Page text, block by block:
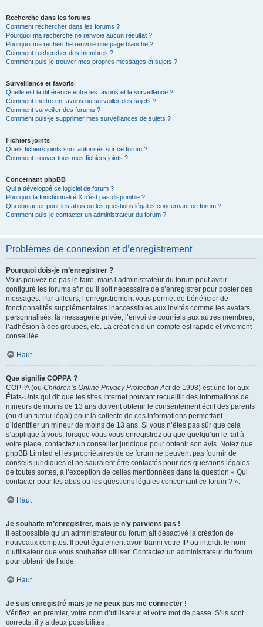
Recherche dans les forums
Comment rechercher dans les forums ?
Pourquoi ma recherche ne renvoie aucun résultat ?
Pourquoi ma recherche renvoie une page blanche ?!
Comment rechercher des membres ?
Comment puis-je trouver mes propres messages et sujets ?
Surveillance et favoris
Quelle est la différence entre les favoris et la surveillance ?
Comment mettre en favoris ou surveiller des sujets ?
Comment surveiller des forums ?
Comment puis-je supprimer mes surveillances de sujets ?
Fichiers joints
Quels fichiers joints sont autorisés sur ce forum ?
Comment trouver tous mes fichiers joints ?
Concernant phpBB
Qui a développé ce logiciel de forum ?
Pourquoi la fonctionnalité X n’est pas disponible ?
Qui contacter pour les abus ou les questions légales concernant ce forum ?
Comment puis-je contacter un administrateur du forum ?
Problèmes de connexion et d’enregistrement
Pourquoi dois-je m’enregistrer ?
Vous pouvez ne pas le faire, mais l’administrateur du forum peut avoir
configuré les forums afin qu’il soit nécessaire de s’enregistrer pour poster des
messages. Par ailleurs, l’enregistrement vous permet de bénéficier de
fonctionnalités supplémentaires inaccessibles aux invités comme les avatars
personnalisés, la messagerie privée, l’envoi de courriels aux autres membres,
l’adhésion à des groupes, etc. La création d’un compte est rapide et vivement
conseillée.
Haut
Que signifie COPPA ?
COPPA (ou Children’s Online Privacy Protection Actde 1998) est une loi aux
États-Unis qui dit que les sites Internet pouvant recueillir des informations de
mineurs de moins de 13 ans doivent obtenir le consentement écrit des parents
(ou d’un tuteur légal) pour la collecte de ces informations permettant
d’identifier un mineur de moins de 13 ans. Si vous n’êtes pas sûr que cela
s’applique à vous, lorsque vous vous enregistrez ou que quelqu’un le fait à
votre place, contactez un conseiller juridique pour obtenir son avis. Notez que
phpBB Limited et les propriétaires de ce forum ne peuvent pas fournir de
conseils juridiques et ne sauraient être contactés pour des questions légales
de toutes sortes, à l’exception de celles mentionnées dans la question « Qui
contacter pour les abus ou les questions légales concernant ce forum ? ».
Haut
Je souhaite m’enregistrer, mais je n’y parviens pas !
Il est possible qu’un administrateur du forum ait désactivé la création de
nouveaux comptes. Il peut également avoir banni votre IP ou interdit le nom
d’utilisateur que vous souhaitez utiliser. Contactez un administrateur du forum
pour obtenir de l’aide.
Haut
Je suis enregistré mais je ne peux pas me connecter !
Vérifiez, en premier, votre nom d’utilisateur et votre mot de passe. S’ils sont
corrects, il y a deux possibilités :